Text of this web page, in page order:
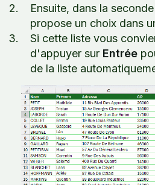
Ensuite, dans la
propose un choix dans
Si cette liste vous
d'appuyer sur Entrée
de la liste